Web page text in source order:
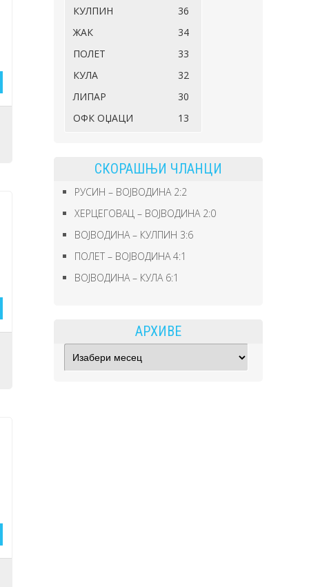
КУЛПИН
36
ЖАК
34
ПОЛЕТ
33
КУЛА
32
ЛИПАР
30
ОФК ОЏАЦИ
13
СКОРАШЊИ ЧЛАНЦИ
РУСИН – ВОЈВОДИНА 2:2
ХЕРЦЕГОВАЦ – ВОЈВОДИНА 2:0
ВОЈВОДИНА – КУЛПИН 3:6
ПОЛЕТ – ВОЈВОДИНА 4:1
ВОЈВОДИНА – КУЛА 6:1
АРХИВЕ